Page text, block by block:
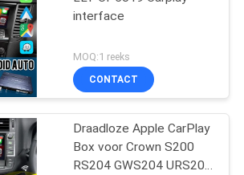
interface
MOQ:1 reeks
CONTACT
Draadloze Apple CarPlay
Box voor Crown S200
RS204 GWS204 URS204